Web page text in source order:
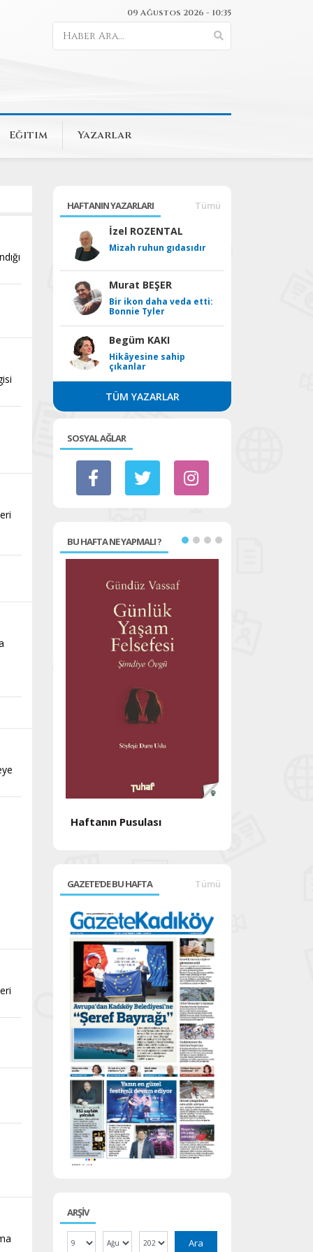
09 Ağustos 2026 - 10:35
Eğitim Yazarlar
HAFTANIN YAZARLARI Tümü
İzel ROZENTAL
Mizah ruhun gıdasıdır
Murat BEŞER
Bir ikon daha veda etti:
Bonnie Tyler
Begüm KAKI
Hikâyesine sahip
çıkanlar
TÜM YAZARLAR
SOSYAL AĞLAR
BU HAFTA NE YAPMALI ?
Haftanın Pusulası
GAZETE'DE BU HAFTA Tümü
ARŞİV
Ara